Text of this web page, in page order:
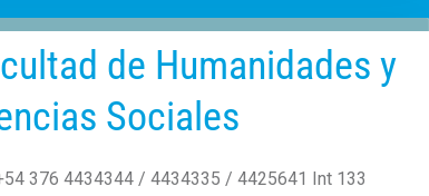
de Humanidades y
Sociales
376 4434344 / 4434335 / 4425641 Int 133